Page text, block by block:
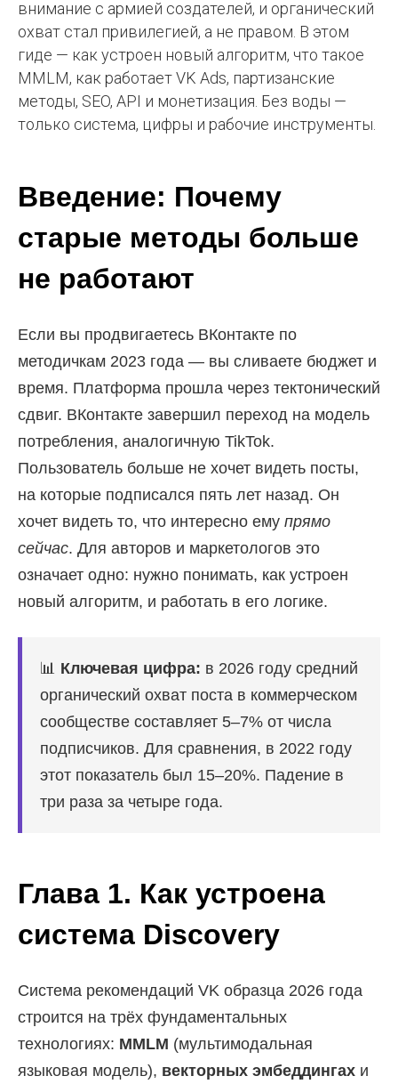
внимание с армией создателей, и органический
охват стал привилегией, а не правом. В этом
гиде — как устроен новый алгоритм, что такое
MMLM, как работает VK Ads, партизанские
методы, SEO, API и монетизация. Без воды —
только система, цифры и рабочие инструменты.
Введение: Почему
старые методы больше
не работают
Если вы продвигаетесь ВКонтакте по
методичкам 2023 года — вы сливаете бюджет и
время. Платформа прошла через тектонический
сдвиг. ВКонтакте завершил переход на модель
потребления, аналогичную TikTok.
Пользователь больше не хочет видеть посты,
на которые подписался пять лет назад. Он
хочет видеть то, что интересно ему прямо
сейчас. Для авторов и маркетологов это
означает одно: нужно понимать, как устроен
новый алгоритм, и работать в его логике.
📊 Ключевая цифра: в 2026 году средний
органический охват поста в коммерческом
сообществе составляет 5–7% от числа
подписчиков. Для сравнения, в 2022 году
этот показатель был 15–20%. Падение в
три раза за четыре года.
Глава 1. Как устроена
система Discovery
Система рекомендаций VK образца 2026 года
строится на трёх фундаментальных
технологиях: MMLM (мультимодальная
языковая модель), векторных эмбеддингах и